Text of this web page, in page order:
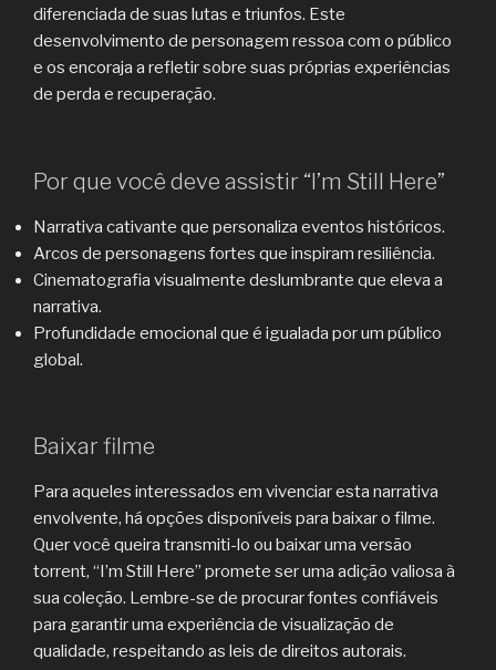
diferenciada de suas lutas e triunfos. Este
desenvolvimento de personagem ressoa com o público
e os encoraja a refletir sobre suas próprias experiências
de perda e recuperação.
Por que você deve assistir “I’m Still Here”
Narrativa cativante que personaliza eventos históricos.
Arcos de personagens fortes que inspiram resiliência.
Cinematografia visualmente deslumbrante que eleva a
narrativa.
Profundidade emocional que é igualada por um público
global.
Baixar filme
Para aqueles interessados ​​em vivenciar esta narrativa
envolvente, há opções disponíveis para baixar o filme.
Quer você queira transmiti-lo ou baixar uma versão
torrent, “I’m Still Here” promete ser uma adição valiosa à
sua coleção. Lembre-se de procurar fontes confiáveis ​​
para garantir uma experiência de visualização de
qualidade, respeitando as leis de direitos autorais.